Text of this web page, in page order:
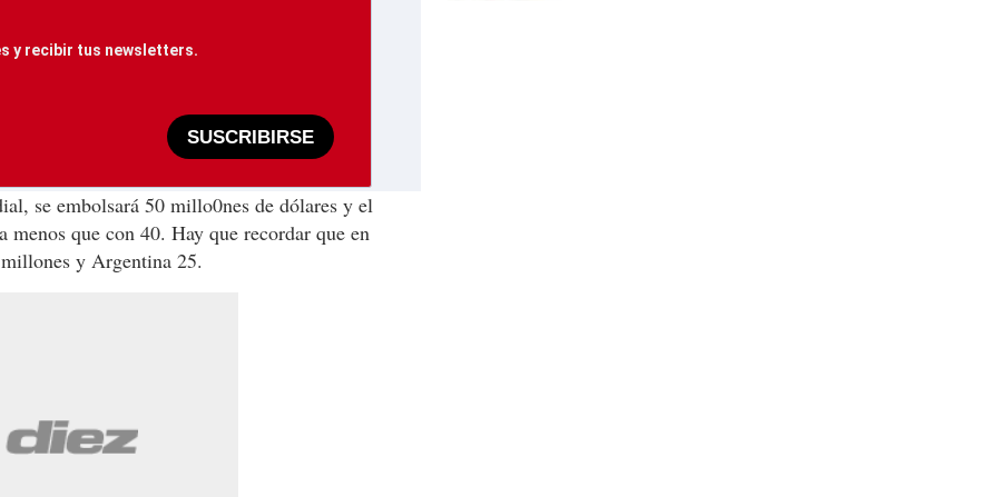
y recibir tus newsletters.
SUSCRIBIRSE
se embolsará 50 millo0nes de dólares y el
menos que con 40. Hay que recordar que en
y Argentina 25.